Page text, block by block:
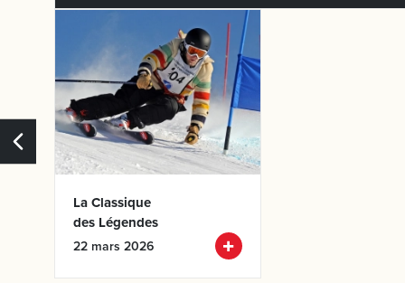
La Classique
des Légendes
22 mars 2026